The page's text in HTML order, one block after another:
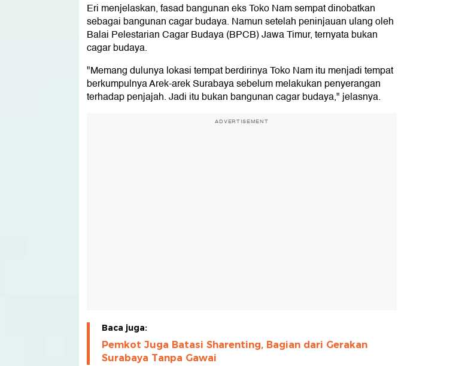
Eri menjelaskan, fasad bangunan eks Toko Nam sempat dinobatkan
sebagai bangunan cagar budaya. Namun setelah peninjauan ulang oleh
Balai Pelestarian Cagar Budaya (BPCB) Jawa Timur, ternyata bukan
cagar budaya.
"Memang dulunya lokasi tempat berdirinya Toko Nam itu menjadi tempat
berkumpulnya Arek-arek Surabaya sebelum melakukan penyerangan
terhadap penjajah. Jadi itu bukan bangunan cagar budaya," jelasnya.
ADVERTISEMENT
Baca juga:
Pemkot Juga Batasi Sharenting, Bagian dari Gerakan
Surabaya Tanpa Gawai